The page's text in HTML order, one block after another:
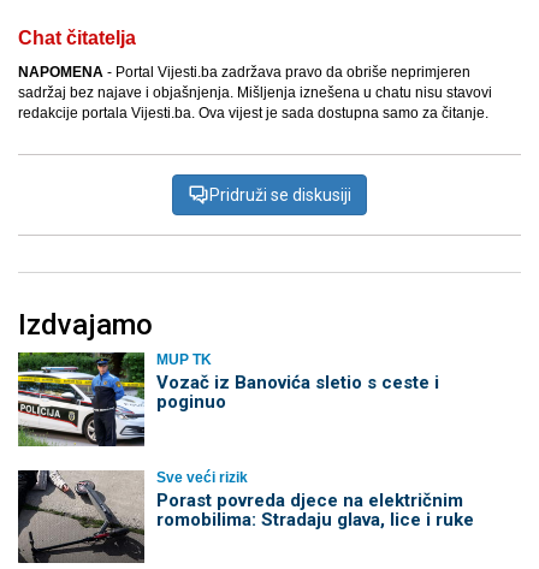
Chat čitatelja
NAPOMENA - Portal Vijesti.ba zadržava pravo da obriše neprimjeren
sadržaj bez najave i objašnjenja. Mišljenja iznešena u chatu nisu stavovi
redakcije portala Vijesti.ba. Ova vijest je sada dostupna samo za čitanje.
Pridruži se diskusiji
Izdvajamo
MUP TK
Vozač iz Banovića sletio s ceste i
poginuo
Sve veći rizik
Porast povreda djece na električnim
romobilima: Stradaju glava, lice i ruke